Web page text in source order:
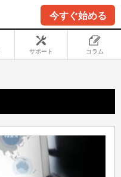
今すぐ始める
サポート コラム